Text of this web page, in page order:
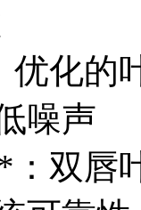
化的
噪声
双唇